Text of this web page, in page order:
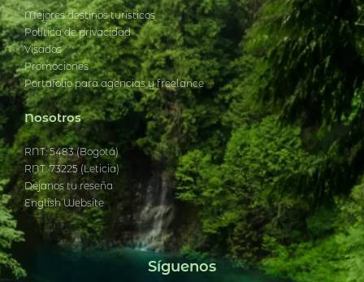
Mejores destinos turísticos
Política de privacidad
Visados
Promociones
Portafolio para agencias y freelance
Nosotros
RNT: 5483 (Bogotá)
RNT: 73225 (Leticia)
Déjanos tu reseña
English Website
Síguenos